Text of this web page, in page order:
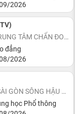
2026
CÔNG TY CP CENTER LAB VIỆT NAM TRUNG TÂM CHẨN ĐOÁN Y KHOA
đẳng
2026
GÒN SÔNG HẬU
học Phổ thông